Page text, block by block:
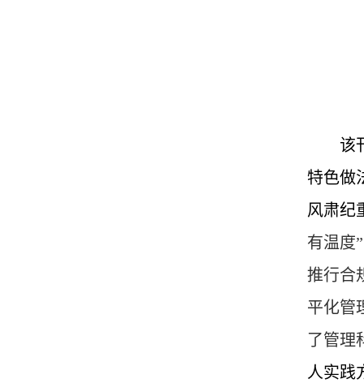
该
特色做
风肃纪
有温度
推行合
平化管
了管理
人实践